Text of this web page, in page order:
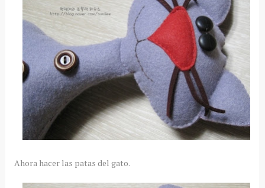
Ahora hacer las patas del gato.